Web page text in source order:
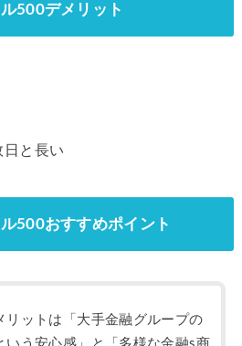
500デメリット
と長い
500おすすめポイント
リットは「大手金融グループの